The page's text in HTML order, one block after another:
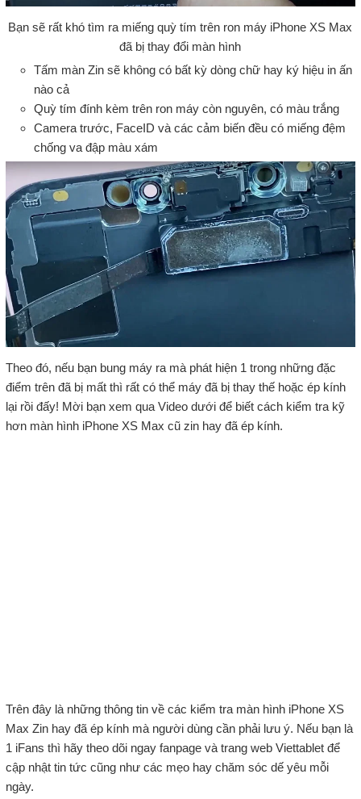
Bạn sẽ rất khó tìm ra miếng quỳ tím trên ron máy iPhone XS Max
đã bị thay đổi màn hình
Tấm màn Zin sẽ không có bất kỳ dòng chữ hay ký hiệu in ấn
nào cả
Quỳ tím đính kèm trên ron máy còn nguyên, có màu trắng
Camera trước, FaceID và các cảm biến đều có miếng đệm
chống va đập màu xám
Theo đó, nếu bạn bung máy ra mà phát hiện 1 trong những đặc
điểm trên đã bị mất thì rất có thể máy đã bị thay thế hoặc ép kính
lại rồi đấy! Mời bạn xem qua Video dưới để biết cách kiểm tra kỹ
hơn màn hình iPhone XS Max cũ zin hay đã ép kính.
Trên đây là những thông tin về các kiểm tra màn hình iPhone XS
Max Zin hay đã ép kính mà người dùng cần phải lưu ý. Nếu bạn là
1 iFans thì hãy theo dõi ngay fanpage và trang web Viettablet để
cập nhật tin tức cũng như các mẹo hay chăm sóc dế yêu mỗi
ngày.